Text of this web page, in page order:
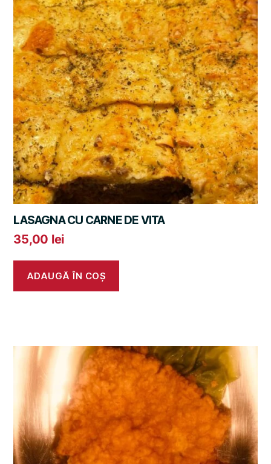
LASAGNA CU CARNE DE VITA
35,00 lei
ADAUGĂ ÎN COȘ